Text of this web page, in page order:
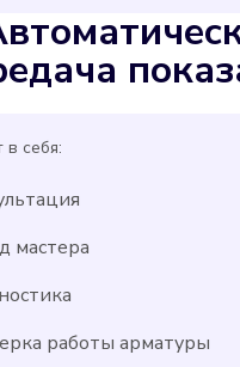
себя:
мастера
работы арматуры